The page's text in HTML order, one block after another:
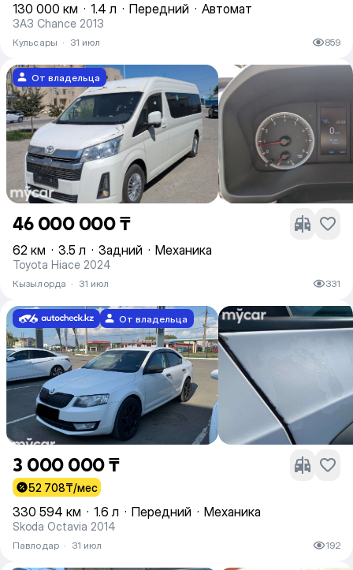
130 000 км · 1.4 л · Передний · Автомат
ЗАЗ Chance 2013
Кульсары · 31 июл 859
От владельца
46 000 000 ₸
62 км · 3.5 л · Задний · Механика
Toyota Hiace 2024
Кызылорда · 31 июл 331
От владельца
3 000 000 ₸
52 708₸/мес
330 594 км · 1.6 л · Передний · Механика
Skoda Octavia 2014
Павлодар · 31 июл 192